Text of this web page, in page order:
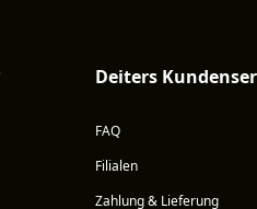
Deiters
FAQ
Filialen
Zahlung & Lieferung